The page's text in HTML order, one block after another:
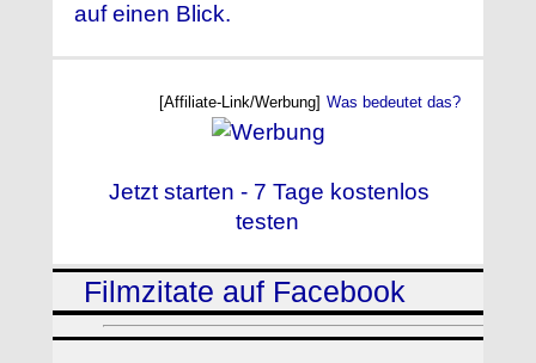
auf einen Blick.
[Affiliate-Link/Werbung] Was bedeutet das?
Jetzt starten - 7 Tage kostenlos
testen
Filmzitate auf Facebook